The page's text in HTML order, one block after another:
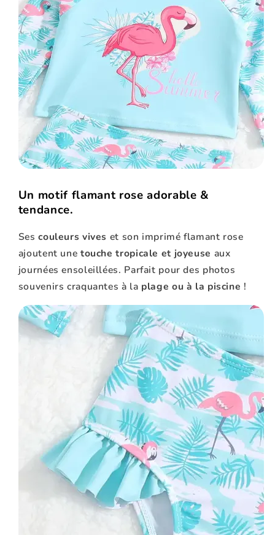
Un motif flamant rose adorable &
tendance.
Sescouleurs vives et son imprimé flamant rose
ajoutent une touche tropicale et joyeuse aux
journées ensoleillées. Parfait pour des photos
souvenirs craquantes à la plage ou à la piscine !